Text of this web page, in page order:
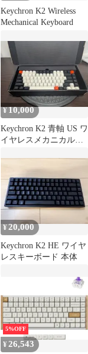
Keychron K2 Wireless
Mechanical Keyboard
¥10,000
Keychron K2 青軸 US ワ
イヤレスメカニカルキ
¥20,000
Keychron K2 HE ワイヤ
レスキーボード 本体
5%OFF
¥ 26,543